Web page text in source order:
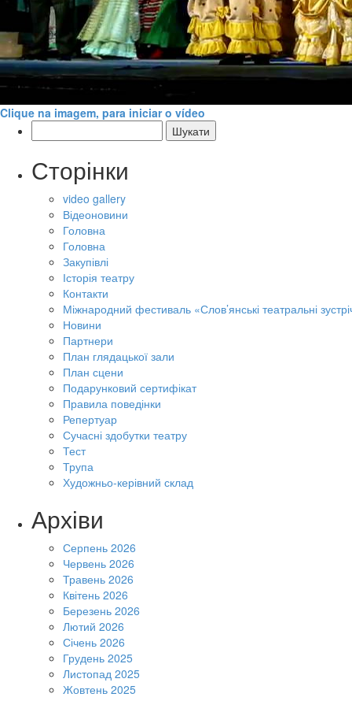
Clique na imagem, para iniciar o vídeo
Сторінки
video gallery
Відеоновини
Головна
Головна
Закупівлі
Історія театру
Контакти
Міжнародний фестиваль «Слов’янські театральні
Новини
Партнери
План глядацької зали
План сцени
Подарунковий сертифікат
Правила поведінки
Репертуар
Сучасні здобутки театру
Тест
Трупа
Художньо-керівний склад
Архіви
Серпень 2026
Червень 2026
Травень 2026
Квітень 2026
Березень 2026
Лютий 2026
Січень 2026
Грудень 2025
Листопад 2025
Жовтень 2025